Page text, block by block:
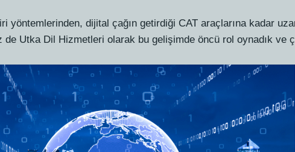
yöntemlerinden, dijital çağın getirdiği CAT araçlarına kadar
de Utka Dil Hizmetleri olarak bu gelişimde öncü rol oynadık ve